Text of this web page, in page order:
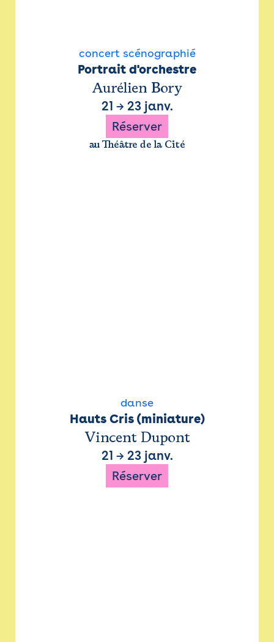
concert scénographié
Portrait d'orchestre
Aurélien Bory
21 → 23 janv.
Réserver
au Théâtre de la Cité
danse
Hauts Cris (miniature)
Vincent Dupont
21 → 23 janv.
Réserver